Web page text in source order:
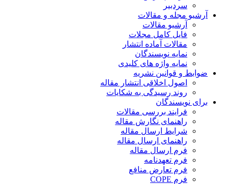
سردبیر
آرشیو مجله و مقالات
آرشیو مقالات
فایل کامل مجلات
مقالات آماده انتشار
نمایه نویسندگان
نمایه واژه های کلیدی
ضوابط و قوانین نشریه
اصول اخلاقی انتشار مقاله
روند رسیدگی به شکایات
برای نویسندگان
فرایند بررسی مقالات
راهنمای نگارش مقاله
شرایط ارسال مقاله
راهنمای ارسال مقاله
فرم ارسال مقاله
فرم تعهدنامه
فرم تعارض منافع
فرم COPE